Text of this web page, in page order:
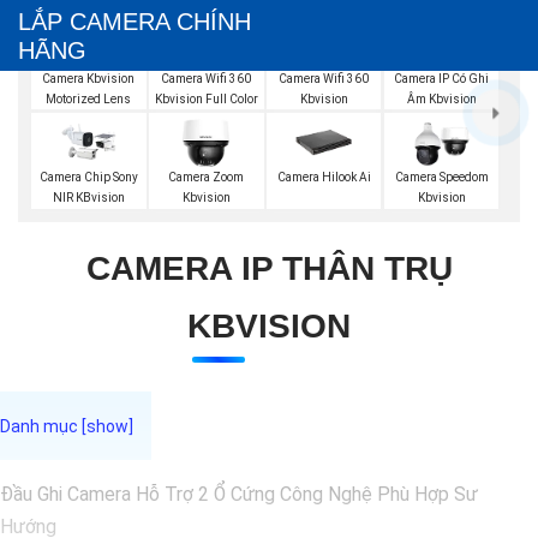
LẮP CAMERA CHÍNH
HÃNG
Camera Kbvision
Motorized Lens
Camera Wifi 360
Kbvision Full Color
Camera Wifi 360
Kbvision
Camera IP Có Ghi
Âm Kbvision
Camera Chip Sony
NIR KBvision
Camera Zoom
Kbvision
Camera Hilook Ai
Camera Speedom
Kbvision
CAMERA IP THÂN TRỤ
KBVISION
Đầu Ghi Camera Hỗ Trợ 2 Ổ Cứng Công Nghệ Phù Hợp Sư
Hướng